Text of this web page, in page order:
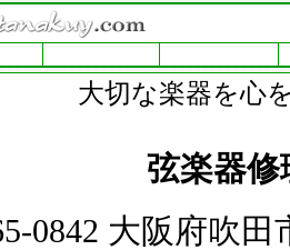
大切な楽器を心
弦楽器
0842 大阪府吹